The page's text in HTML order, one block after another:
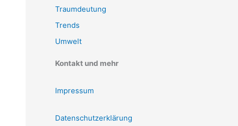
Traumdeutung
Trends
Umwelt
Kontakt und mehr
Impressum
Datenschutzerklärung